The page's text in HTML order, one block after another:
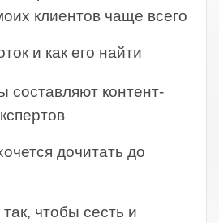
клиентов чаще всего
и как его найти
составляют контент-
дочитать до
чтобы сесть и